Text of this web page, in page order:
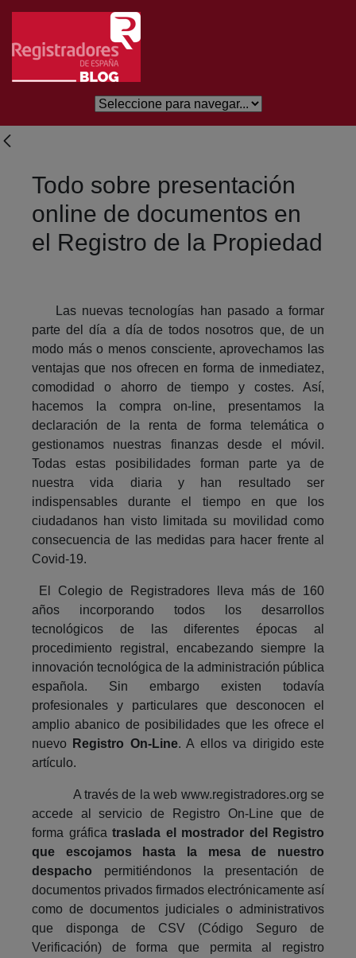
Saltar al contenido principal
Todo sobre presentación
online de documentos en
el Registro de la Propiedad
Las nuevas tecnologías han pasado a formar
parte del día a día de todos nosotros que, de un
modo más o menos consciente, aprovechamos las
ventajas que nos ofrecen en forma de inmediatez,
comodidad o ahorro de tiempo y costes. Así,
hacemos la compra on-line, presentamos la
declaración de la renta de forma telemática o
gestionamos nuestras finanzas desde el móvil.
Todas estas posibilidades forman parte ya de
nuestra vida diaria y han resultado ser
indispensables durante el tiempo en que los
ciudadanos han visto limitada su movilidad como
consecuencia de las medidas para hacer frente al
Covid-19.
El Colegio de Registradores lleva más de 160
años incorporando todos los desarrollos
tecnológicos de las diferentes épocas al
procedimiento registral, encabezando siempre la
innovación tecnológica de la administración pública
española. Sin embargo existen todavía
profesionales y particulares que desconocen el
amplio abanico de posibilidades que les ofrece el
nuevo Registro On-Line. A ellos va dirigido este
artículo.
A través de la web www.registradores.org se
accede al servicio de Registro On-Line que de
forma gráfica traslada el mostrador del Registro
que escojamos hasta la mesa de nuestro
despacho permitiéndonos la presentación de
documentos privados firmados electrónicamente así
como de documentos judiciales o administrativos
que disponga de CSV (Código Seguro de
Verificación) de forma que permita al registro